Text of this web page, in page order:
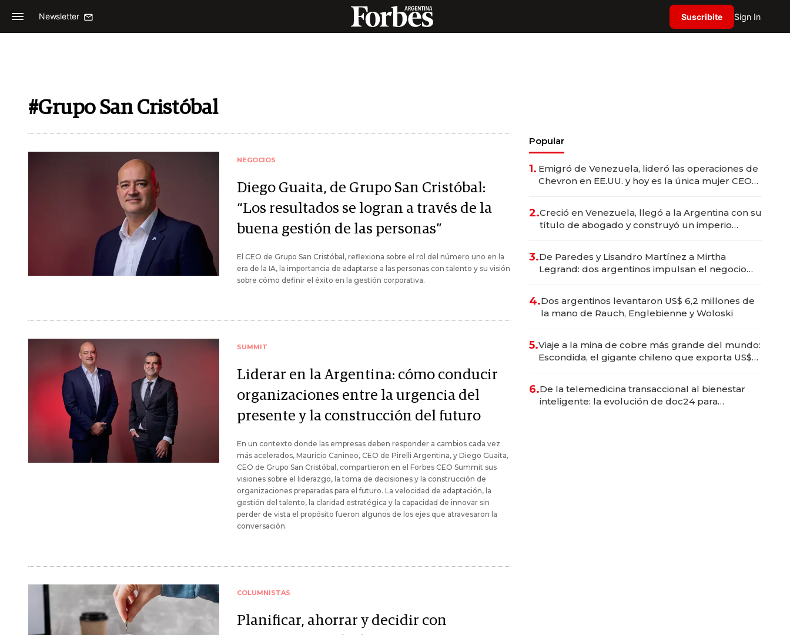
Newsletter Suscribite Sign In
#Grupo San Cristóbal
NEGOCIOS
Diego Guaita, de Grupo San Cristóbal:
“Los resultados se logran a través de la
buena gestión de las personas”
El CEO de Grupo San Cristóbal, reflexiona sobre el rol del número uno en la
era de la IA, la importancia de adaptarse a las personas con talento y su visión
sobre cómo definir el éxito en la gestión corporativa.
SUMMIT
Liderar en la Argentina: cómo conducir
organizaciones entre la urgencia del
presente y la construcción del futuro
En un contexto donde las empresas deben responder a cambios cada vez
más acelerados, Mauricio Canineo, CEO de Pirelli Argentina, y Diego Guaita,
CEO de Grupo San Cristóbal, compartieron en el Forbes CEO Summit sus
visiones sobre el liderazgo, la toma de decisiones y la construcción de
organizaciones preparadas para el futuro. La velocidad de adaptación, la
gestión del talento, la claridad estratégica y la capacidad de innovar sin
perder de vista el propósito fueron algunos de los ejes que atravesaron la
conversación.
COLUMNISTAS
Planificar, ahorrar y decidir con
Popular
1. Emigró de Venezuela, lideró las operaciones de
Chevron en EE.UU. y hoy es la única mujer CEO
2.Creció en Venezuela, llegó a la Argentina con su
título de abogado y construyó un imperio
3.De Paredes y Lisandro Martínez a Mirtha
Legrand: dos argentinos impulsan el negocio
4.Dos argentinos levantaron US$ 6,2 millones de
la mano de Rauch, Englebienne y Woloski
5.Viaje a la mina de cobre más grande del mundo:
Escondida, el gigante chileno que exporta US$
6.De la telemedicina transaccional al bienestar
inteligente: la evolución de doc24 para